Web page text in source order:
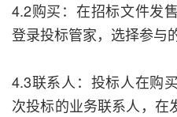
4.2购买：在招标文件发
登录投标管家，选择参与
4.3联系人：投标人在购
次投标的业务联系人，在